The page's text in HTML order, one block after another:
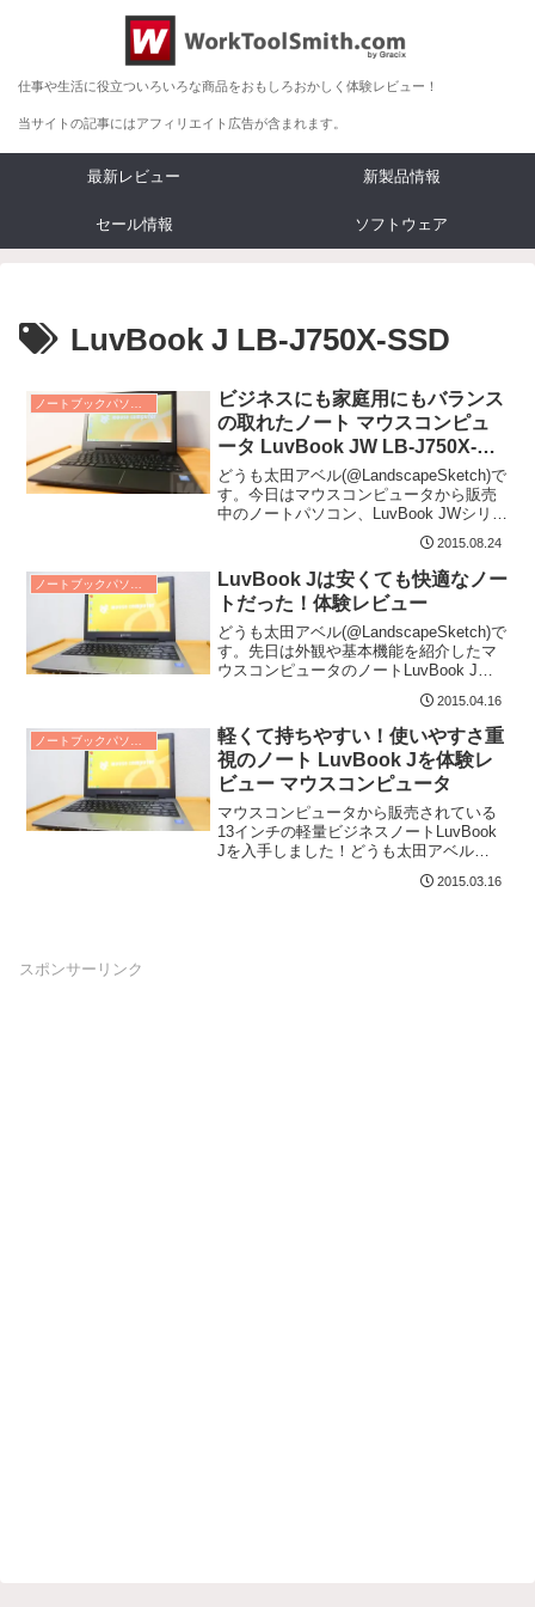
仕事や生活に役立ついろいろな商品をおもしろおかしく体験レビュー！
当サイトの記事にはアフィリエイト広告が含まれます。
最新レビュー 新製品情報
セール情報 ソフトウェア
LuvBook J LB-J750X-SSD
ビジネスにも家庭用にもバランス
の取れたノート マウスコンピュ
ータ LuvBook JW LB-J750X-
SSD
どうも太田アベル(@LandscapeSketch)で
す。今日はマウスコンピュータから販売
中のノートパソコン、LuvBook JWシリー
2015.08.24
LuvBook Jは安くても快適なノー
トだった！体験レビュー
どうも太田アベル(@LandscapeSketch)で
す。先日は外観や基本機能を紹介したマ
ウスコンピュータのノートLuvBook J。
今日は操作の快適度を主に見...
2015.04.16
ノートブックパソコン レビュー
軽くて持ちやすい！使いやすさ重
視のノート LuvBook Jを体験レ
ビュー マウスコンピュータ
マウスコンピュータから販売されている
13インチの軽量ビジネスノートLuvBook
Jを入手しました！どうも太田アベル
(@LandscapeSketch)です。シ...
2015.03.16
スポンサーリンク